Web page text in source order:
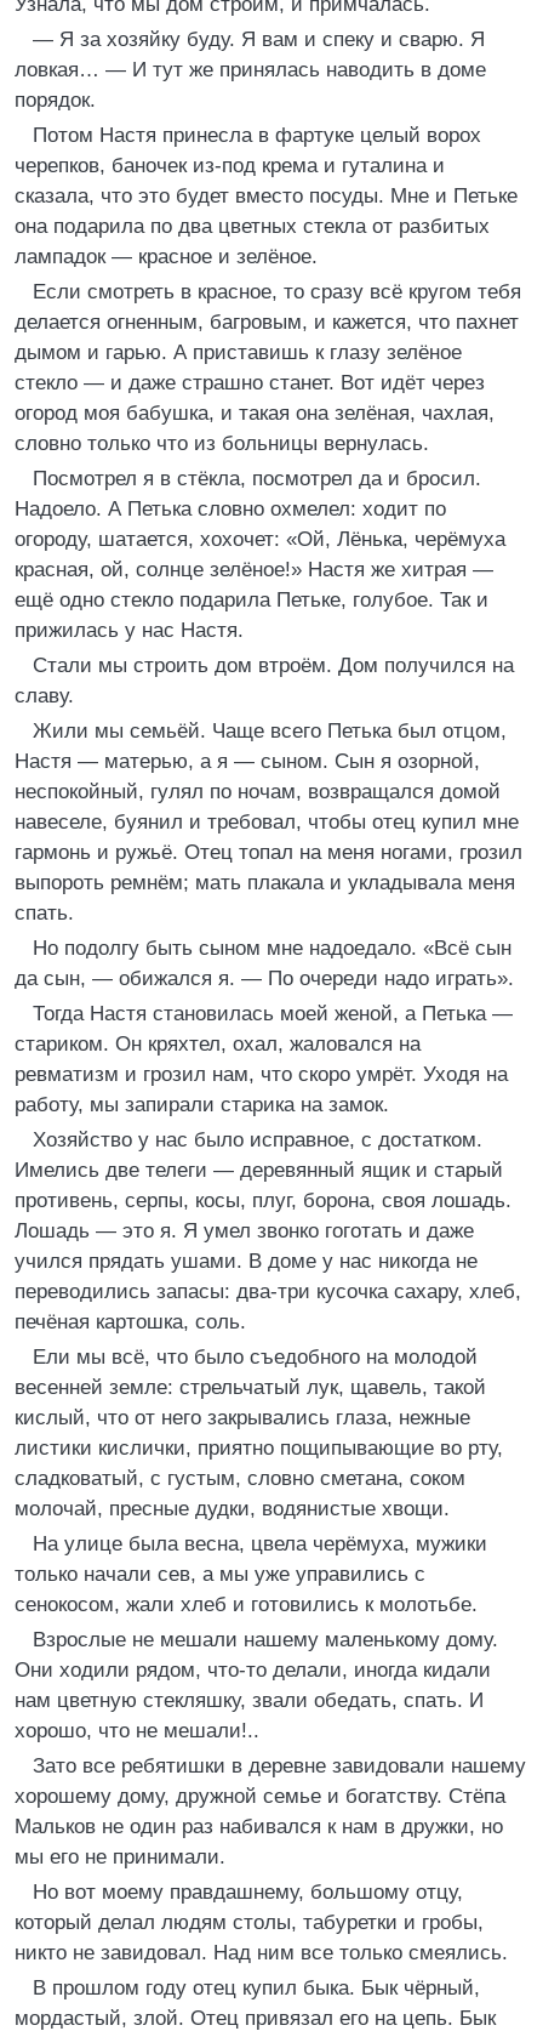
— Я за хозяйку буду. Я вам и спеку и сварю. Я
ловкая… — И тут же принялась наводить в доме
порядок.
Потом Настя принесла в фартуке целый ворох
черепков, баночек из-под крема и гуталина и
сказала, что это будет вместо посуды. Мне и Петьке
она подарила по два цветных стекла от разбитых
лампадок — красное и зелёное.
Если смотреть в красное, то сразу всё кругом тебя
делается огненным, багровым, и кажется, что пахнет
дымом и гарью. А приставишь к глазу зелёное
стекло — и даже страшно станет. Вот идёт через
огород моя бабушка, и такая она зелёная, чахлая,
словно только что из больницы вернулась.
Посмотрел я в стёкла, посмотрел да и бросил.
Надоело. А Петька словно охмелел: ходит по
огороду, шатается, хохочет: «Ой, Лёнька, черёмуха
красная, ой, солнце зелёное!» Настя же хитрая —
ещё одно стекло подарила Петьке, голубое. Так и
прижилась у нас Настя.
Стали мы строить дом втроём. Дом получился на
славу.
Жили мы семьёй. Чаще всего Петька был отцом,
Настя — матерью, а я — сыном. Сын я озорной,
неспокойный, гулял по ночам, возвращался домой
навеселе, буянил и требовал, чтобы отец купил мне
гармонь и ружьё. Отец топал на меня ногами, грозил
выпороть ремнём; мать плакала и укладывала меня
спать.
Но подолгу быть сыном мне надоедало. «Всё сын
да сын, — обижался я. — По очереди надо играть».
Тогда Настя становилась моей женой, а Петька —
стариком. Он кряхтел, охал, жаловался на
ревматизм и грозил нам, что скоро умрёт. Уходя на
работу, мы запирали старика на замок.
Хозяйство у нас было исправное, с достатком.
Имелись две телеги — деревянный ящик и старый
противень, серпы, косы, плуг, борона, своя лошадь.
Лошадь — это я. Я умел звонко гоготать и даже
учился прядать ушами. В доме у нас никогда не
переводились запасы: два-три кусочка сахару, хлеб,
печёная картошка, соль.
Ели мы всё, что было съедобного на молодой
весенней земле: стрельчатый лук, щавель, такой
кислый, что от него закрывались глаза, нежные
листики кислички, приятно пощипывающие во рту,
сладковатый, с густым, словно сметана, соком
молочай, пресные дудки, водянистые хвощи.
На улице была весна, цвела черёмуха, мужики
только начали сев, а мы уже управились с
сенокосом, жали хлеб и готовились к молотьбе.
Взрослые не мешали нашему маленькому дому.
Они ходили рядом, что-то делали, иногда кидали
нам цветную стекляшку, звали обедать, спать. И
хорошо, что не мешали!..
Зато все ребятишки в деревне завидовали нашему
хорошему дому, дружной семье и богатству. Стёпа
Мальков не один раз набивался к нам в дружки, но
мы его не принимали.
Но вот моему правдашнему, большому отцу,
который делал людям столы, табуретки и гробы,
никто не завидовал. Над ним все только смеялись.
В прошлом году отец купил быка. Бык чёрный,
мордастый, злой. Отец привязал его на цепь. Бык